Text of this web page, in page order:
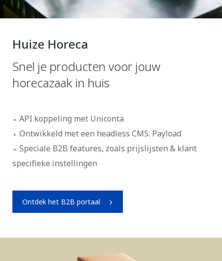
Huize Horeca
Snel je producten voor jouw
horecazaak in huis
API koppeling met Uniconta
Ontwikkeld met een headless CMS: Payload
Speciale B2B features, zoals prijslijsten & klant
specifieke instellingen
Ontdek het B2B portaal